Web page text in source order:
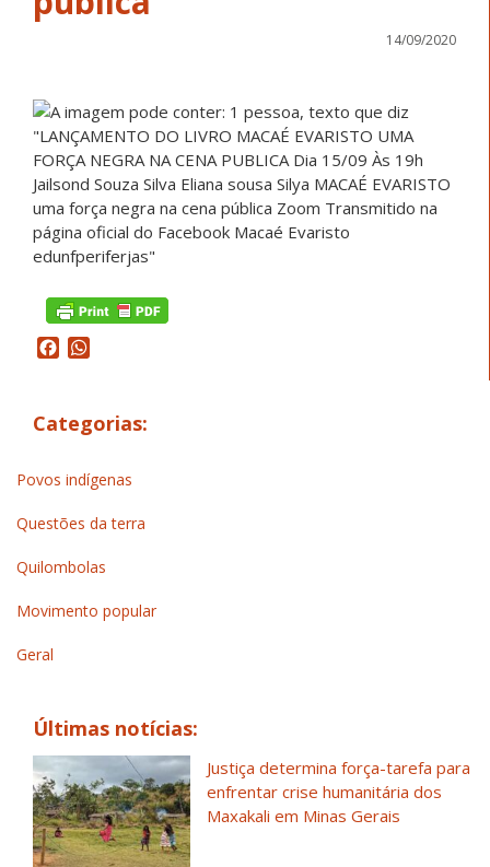
14/09/2020
Facebook
Categorias:
Povos indígenas
Questões da terra
Quilombolas
Movimento popular
Geral
Últimas notícias:
Justiça determina força-tarefa para
enfrentar crise humanitária dos
Maxakali em Minas Gerais